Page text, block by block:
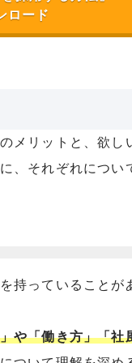
ロード
メリットと、欲し
、それぞれについ
持っていることが
や「働き方」「社